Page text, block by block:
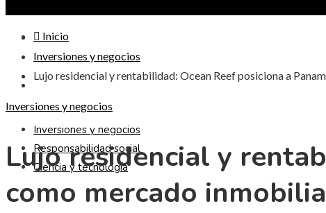
RESPONSABILIDAD SOCIAL
CIENCIA Y TECNOLOGÍA
Inversiones y negocios
Responsabilidad social
Ciencia y tecnología
Inicio
Inversiones y negocios
Lujo residencial y rentabilidad: Ocean Reef posiciona a
Inversiones y negocios
Lujo residencial y
como mercado